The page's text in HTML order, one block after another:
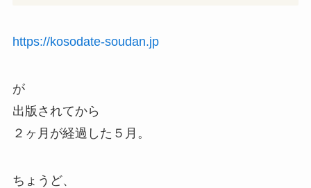
https://kosodate-soudan.jp
が
出版されてから
２ヶ月が経過した５月。
ちょうど、